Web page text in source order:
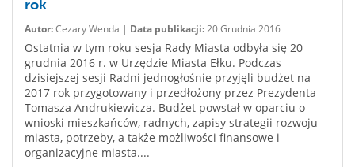
rok
Autor:Cezary Wenda | Data publikacji:20 Grudnia 2016
Ostatnia w tym roku sesja Rady Miasta odbyła się 20
grudnia 2016 r. w Urzędzie Miasta Ełku. Podczas
dzisiejszej sesji Radni jednogłośnie przyjęli budżet na
2017 rok przygotowany i przedłożony przez Prezydenta
Tomasza Andrukiewicza. Budżet powstał w oparciu o
wnioski mieszkańców, radnych, zapisy strategii rozwoju
miasta, potrzeby, a także możliwości finansowe i
organizacyjne miasta....